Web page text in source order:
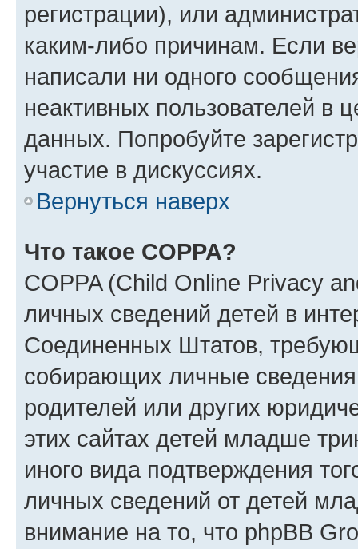
регистрации), или
каким-либо причинам. Если
написали ни одного
неактивных пользователей в
данных. Попробуйте
участие в дискуссиях.
Вернуться наверх
Что такое COPPA?
COPPA (Child Online Privacy
личных сведений детей в
Соединенных Штатов,
собирающих личные
родителей или других
этих сайтах детей младше
иного вида подтверждения
личных сведений от детей
внимание на то, что phpBB